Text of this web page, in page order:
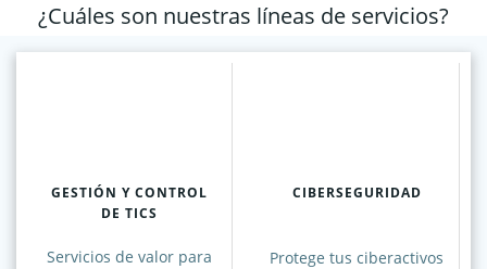
¿Cuáles son nuestras líneas de servicios?
GESTIÓN Y CONTROL
DE TICS
Servicios de valor para
CIBERSEGURIDAD
Protege tus ciberactivos